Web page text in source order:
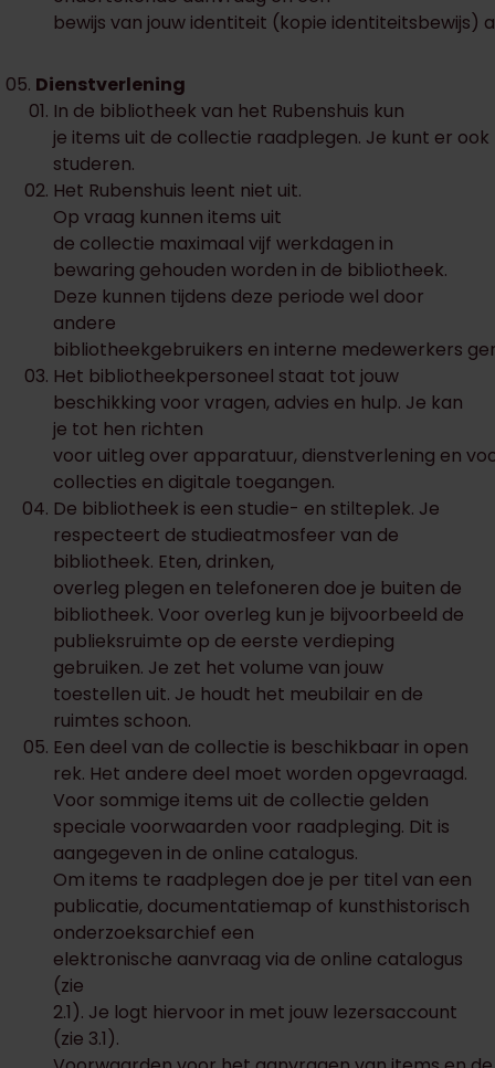
bewijs van jouw identiteit (kopie identiteitsbewijs)
Dienstverlening
In de bibliotheek van het Rubenshuis kun
je items uit de collectie raadplegen. Je kunt er ook
studeren.
Het Rubenshuis leent niet uit.
Op vraag kunnen items uit
de collectie maximaal vijf werkdagen in
bewaring gehouden worden in de bibliotheek.
Deze kunnen tijdens deze periode wel door
andere
bibliotheekgebruikers en interne medewerkers
Het bibliotheekpersoneel staat tot jouw
beschikking voor vragen, advies en hulp. Je kan
je tot hen richten
voor uitleg over apparatuur, dienstverlening en
collecties en digitale toegangen.
De bibliotheek is een studie- en stilteplek. Je
respecteert de studieatmosfeer van de
bibliotheek. Eten, drinken,
overleg plegen en telefoneren doe je buiten de
bibliotheek. Voor overleg kun je bijvoorbeeld de
publieksruimte op de eerste verdieping
gebruiken. Je zet het volume van jouw
toestellen uit. Je houdt het meubilair en de
ruimtes schoon.
Een deel van de collectie is beschikbaar in open
rek. Het andere deel moet worden opgevraagd.
Voor sommige items uit de collectie gelden
speciale voorwaarden voor raadpleging. Dit is
aangegeven in de online catalogus.
Om items te raadplegen doe je per titel van een
publicatie, documentatiemap of kunsthistorisch
onderzoeksarchief een
elektronische aanvraag via de online catalogus
(zie
2.1). Je logt hiervoor in met jouw lezersaccount
(zie 3.1).